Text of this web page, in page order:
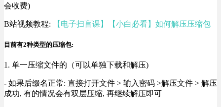
会收费)
B站视频教程: 【电子扫盲课】【小白必看】如何解压压缩包
目前有2种类型的压缩包:
1. 单一压缩文件的（可以单独下载和解压)
- 如果后缀名正常: 直接打开文件 > 输入密码 >解压文件 > 解压
成功, 有的情况会有双层压缩, 再继续解压即可